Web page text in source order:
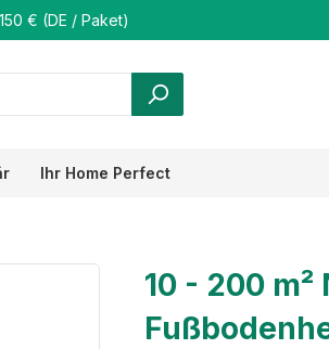
€ (DE / Paket)
Ihr Home Perfect
10 - 200